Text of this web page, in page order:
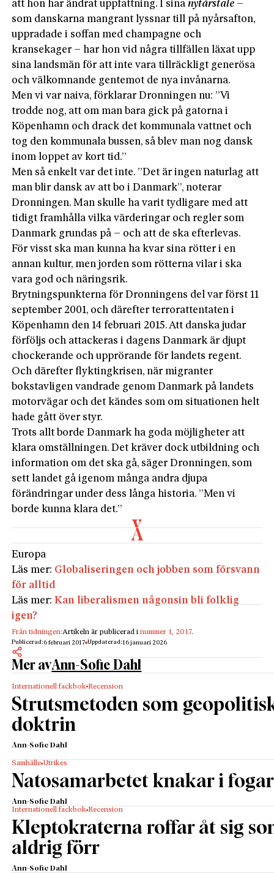
att hon har ändrat uppfattning. I sinanytårstale –
som danskarna mangrant lyssnar till på nyårsafton,
uppradade i soffan med champagne och
kransekager – har hon vid några tillfällen läxat upp
sina landsmän för att inte vara tillräckligt generösa
och välkomnande gentemot de nya invånarna.
Men vi var naiva, förklarar Dronningen nu: ”Vi
trodde nog, att om man bara gick på gatorna i
Köpenhamn och drack det kommunala vattnet och
tog den kommunala bussen, så blev man nog dansk
inom loppet av kort tid.”
Men så enkelt var det inte. ”Det är ingen naturlag att
man blir dansk av att bo i Danmark”, noterar
Dronningen. Man skulle ha varit tydligare med att
tidigt framhålla vilka värderingar och regler som
Danmark grundas på – och att de ska efterlevas.
För visst ska man kunna ha kvar sina rötter i en
annan kultur, men jorden som rötterna vilar i ska
vara god och näringsrik.
Brytningspunkterna för Dronningens del var först 11
september 2001, och därefter terrorattentaten i
Köpenhamn den 14 februari 2015. Att danska judar
förföljs och attackeras i dagens Danmark är djupt
chockerande och upprörande för landets regent.
Och därefter flyktingkrisen, när migranter
bokstavligen vandrade genom Danmark på landets
motorvägar och det kändes som om situationen helt
hade gått över styr.
Trots allt borde Danmark ha goda möjligheter att
klara omställningen. Det kräver dock utbildning och
information om det ska gå, säger Dronningen, som
sett landet gå igenom många andra djupa
förändringar under dess långa historia. ”Men vi
borde kunna klara det.”
Europa
Läs mer: Globaliseringen och jobben som försvann
för alltid
Läs mer:Kan liberalismen någonsin bli folklig
igen?
Från tidningen:Artikeln är publicerad inummer 1, 2017.
Publicerad:6 februari 2017 Uppdaterad:16 januari 2026
Mer avAnn-Sofie Dahl
Internationell fackbok Recension
Strutsmetoden som
doktrin
Ann-Sofie Dahl
Samhälle Utrikes
Natosamarbetet knakar i
Ann-Sofie Dahl
Internationell fackbok Recension
Kleptokraterna roffar åt sig
aldrig förr
Ann-Sofie Dahl